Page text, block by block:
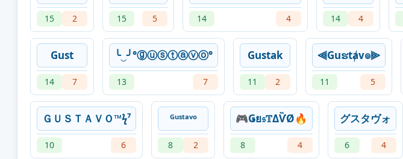
15 2 15 5 14 4 14 4
Gust
14 7
╰‿╯°ⓖⓤⓢⓣⓐⓥⓞ°
13 7
Gustak
11 2
⫷Guຮtⱥv๏⫸
11 5
ＧＵＳＴＡＶＯ™ϟ⁷
10 6
ᴳᵘˢᵗᵃᵛᵒ
8 2
🎮Ǥย𝔰𝕋ΔѶØ🔥
8 4
グスタヴォ
6 4